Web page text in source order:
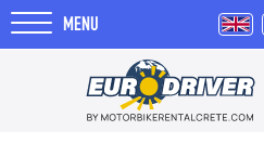
MENU